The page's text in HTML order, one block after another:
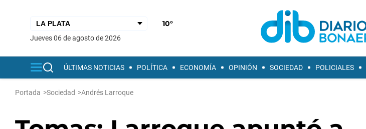
10°
jueves 06 de agosto de 2026
ÚLTIMAS NOTICIAS POLÍTICA ECONOMÍA OPINIÓN SOCIEDAD POLICIALES
Portada >Sociedad >Andrés Larroque